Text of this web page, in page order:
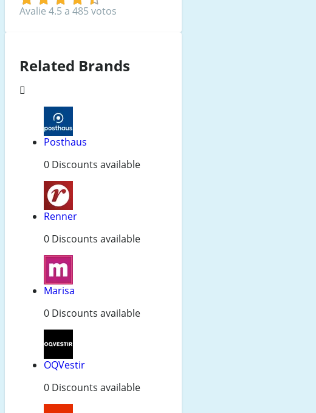
Avalie 4.5 a 485 votos
Related Brands
Posthaus
0 Discounts available
Renner
0 Discounts available
Marisa
0 Discounts available
OQVestir
0 Discounts available